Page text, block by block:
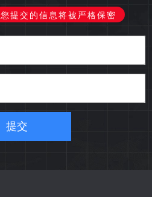
您提交的信息将被严格保密
提交